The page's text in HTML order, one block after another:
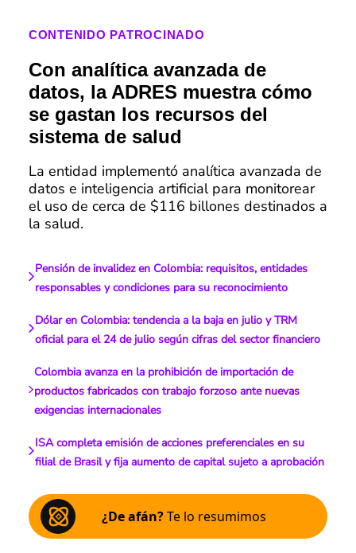
CONTENIDO PATROCINADO
Con analítica avanzada de
datos, la ADRES muestra cómo
se gastan los recursos del
sistema de salud
La entidad implementó analítica avanzada de
datos e inteligencia artificial para monitorear
el uso de cerca de $116 billones destinados a
la salud.
Pensión de invalidez en Colombia: requisitos, entidades
responsables y condiciones para su reconocimiento
Dólar en Colombia: tendencia a la baja en julio y TRM
oficial para el 24 de julio según cifras del sector financiero
Colombia avanza en la prohibición de importación de
productos fabricados con trabajo forzoso ante nuevas
exigencias internacionales
ISA completa emisión de acciones preferenciales en su
filial de Brasil y fija aumento de capital sujeto a aprobación
¿De afán?Te lo resumimos